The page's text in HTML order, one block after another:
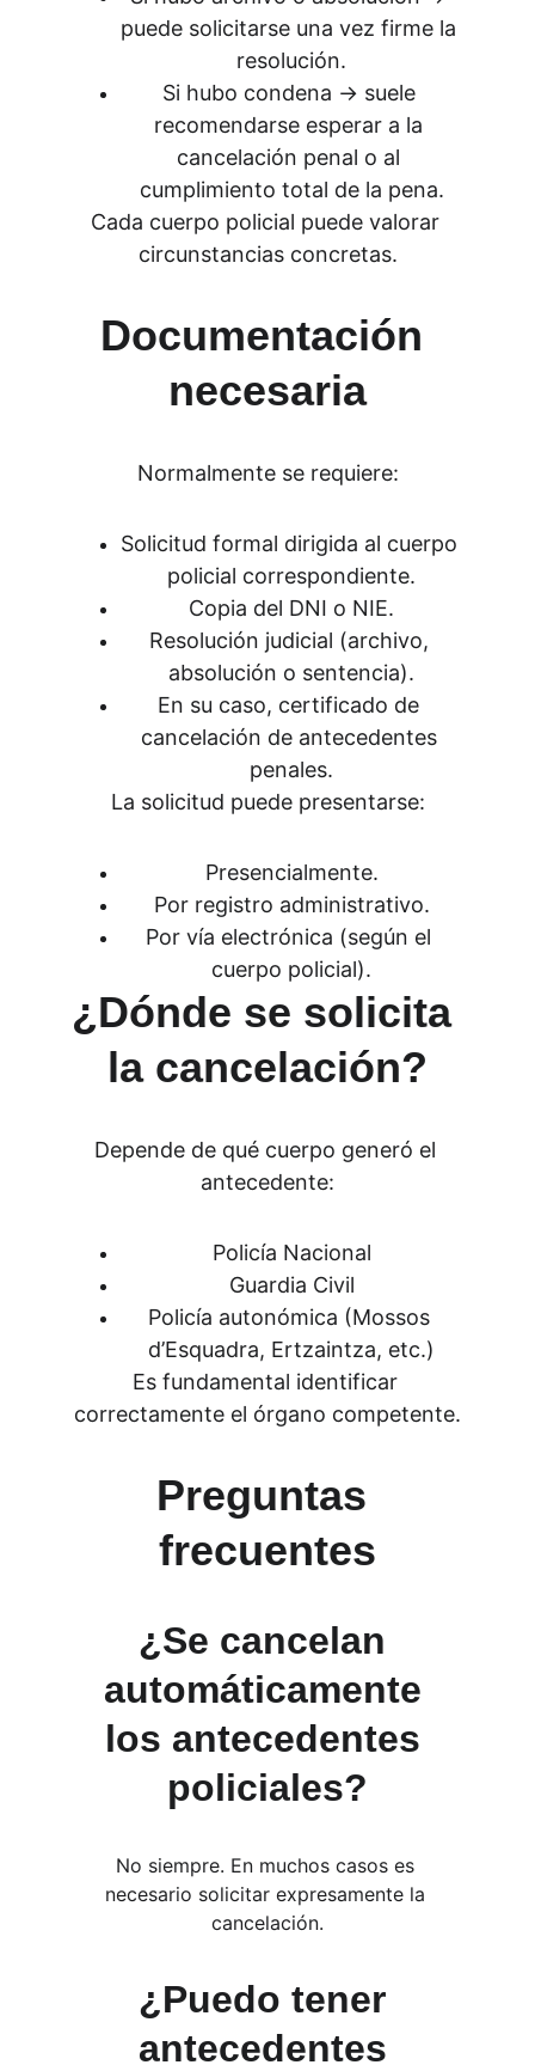
puede solicitarse una vez firme la
resolución.
Si hubo condena → suele
recomendarse esperar a la
cancelación penal o al
cumplimiento total de la pena.
Cada cuerpo policial puede valorar
circunstancias concretas.
Documentación
necesaria
Normalmente se requiere:
Solicitud formal dirigida al cuerpo
policial correspondiente.
Copia del DNI o NIE.
Resolución judicial (archivo,
absolución o sentencia).
En su caso, certificado de
cancelación de antecedentes
penales.
La solicitud puede presentarse:
Presencialmente.
Por registro administrativo.
Por vía electrónica (según el
cuerpo policial).
¿Dónde se solicita
la cancelación?
Depende de qué cuerpo generó el
antecedente:
Policía Nacional
Guardia Civil
Policía autonómica (Mossos
d’Esquadra, Ertzaintza, etc.)
Es fundamental identificar
correctamente el órgano competente.
Preguntas
frecuentes
¿Se cancelan
automáticamente
los antecedentes
policiales?
No siempre. En muchos casos es
necesario solicitar expresamente la
cancelación.
¿Puedo tener
antecedentes